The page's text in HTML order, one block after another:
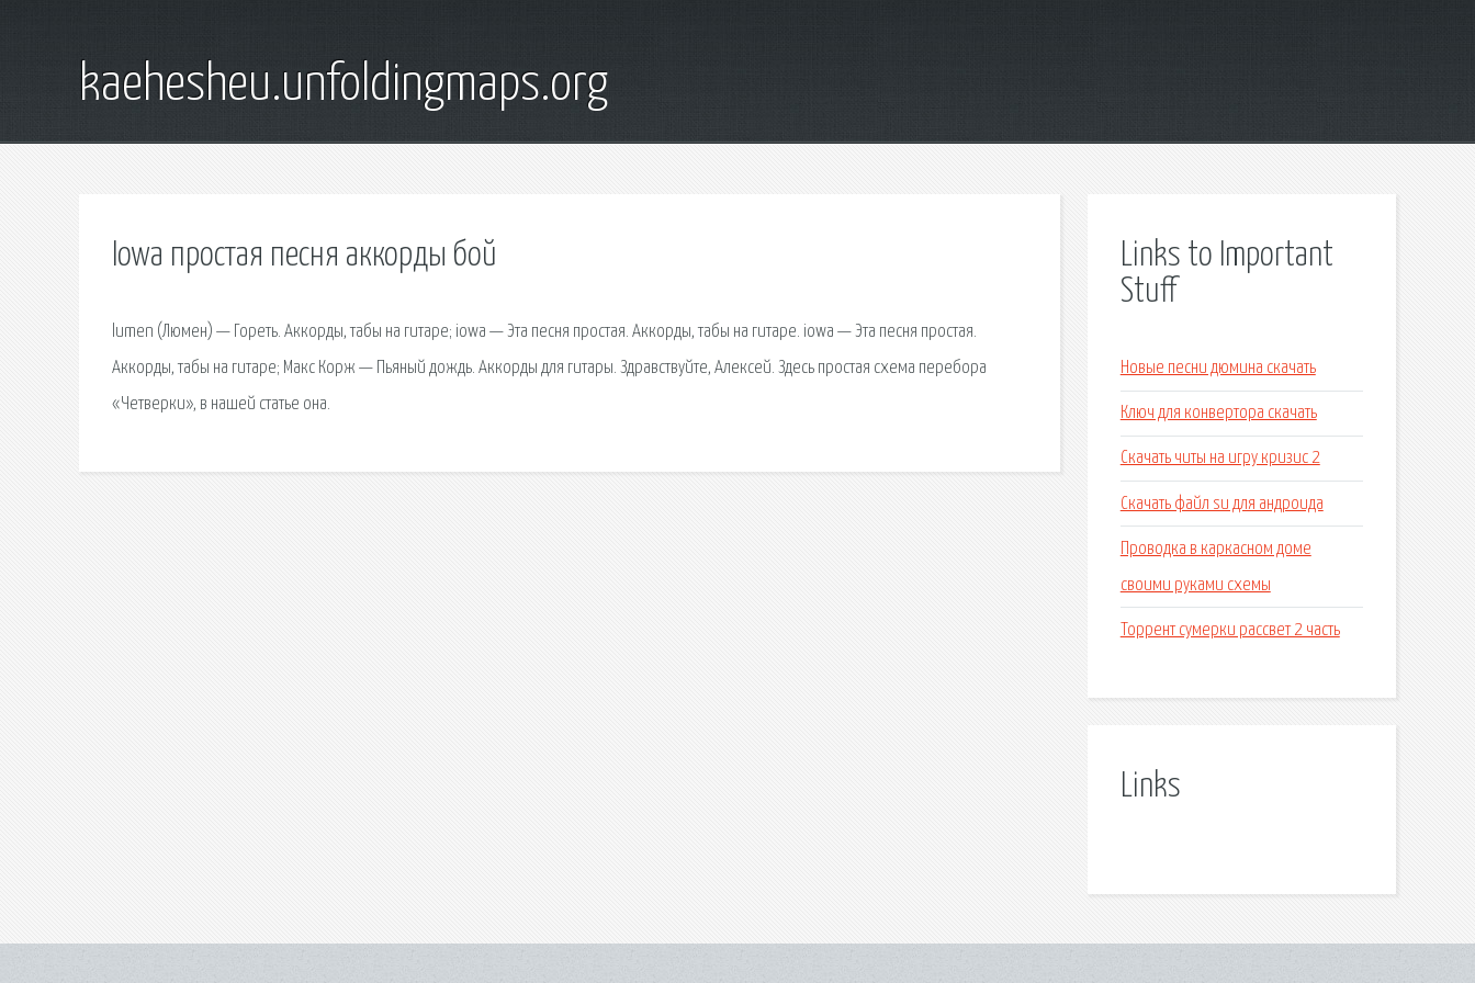
kaehesheu.unfoldingmaps.org
Iowa простая песня аккорды бой
lumen (Люмен) — Гореть. Аккорды, табы на гитаре; iowa — Эта песня простая. Аккорды, табы на гитаре. iowa — Эта песня простая.
Аккорды, табы на гитаре; Макс Корж — Пьяный дождь. Аккорды для гитары. Здравствуйте, Алексей. Здесь простая схема перебора
«Четверки», в нашей статье она.
Links to Important
Stuff
Новые песни дюмина скачать
Ключ для конвертора скачать
Скачать читы на игру кризис 2
Скачать файл su для андроида
Проводка в каркасном доме
своими руками схемы
Торрент сумерки рассвет 2 часть
Links